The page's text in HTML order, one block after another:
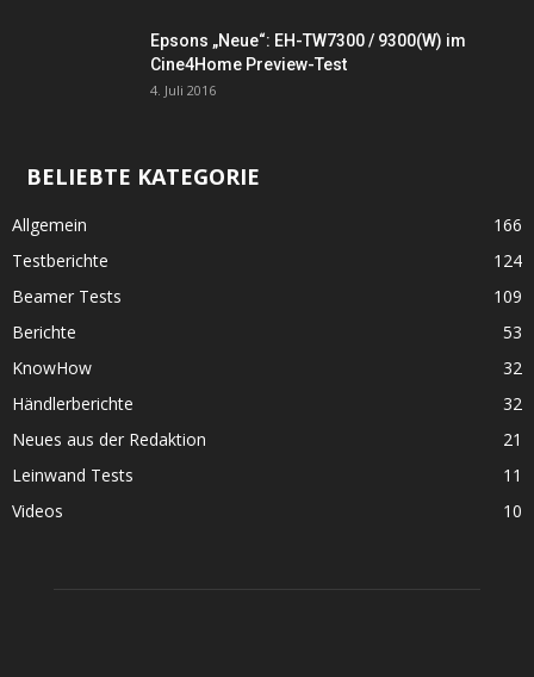
Epsons „Neue“: EH-TW7300 / 9300(W) im
Cine4Home Preview-Test
4. Juli 2016
BELIEBTE KATEGORIE
Allgemein
166
Testberichte
124
Beamer Tests
109
Berichte
53
KnowHow
32
Händlerberichte
32
Neues aus der Redaktion
21
Leinwand Tests
11
Videos
10